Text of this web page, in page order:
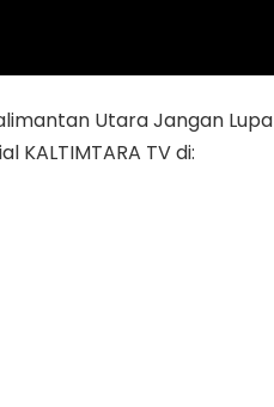
Utara Jangan Lupa
KALTIMTARA TV di: